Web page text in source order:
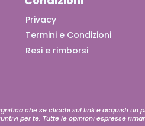
Privacy
Termini e Condizioni
Resi e rimborsi
che se clicchi sul link e acquisti un
per te. Tutte le opinioni espresse